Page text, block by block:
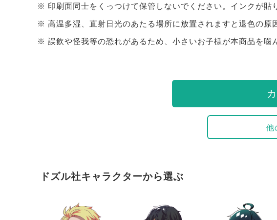
印刷面同士をくっつけて保管しないでください。インクが貼
高温多湿、直射日光のあたる場所に放置されますと退色の原
誤飲や怪我等の恐れがあるため、小さいお子様が本商品を噛
他
ドズル社キャラクターから選ぶ